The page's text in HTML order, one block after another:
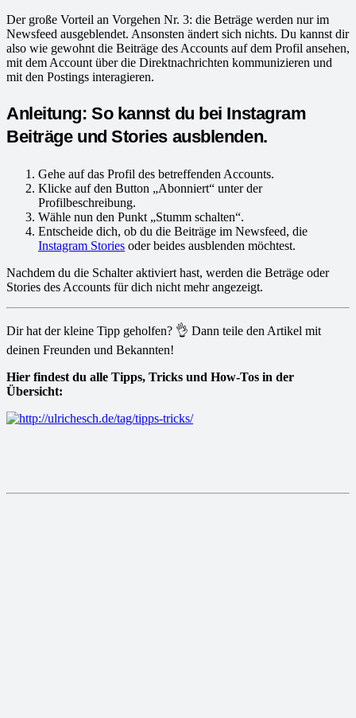
Der große Vorteil an Vorgehen Nr. 3: die Beträge werden nur im
Newsfeed ausgeblendet. Ansonsten ändert sich nichts. Du kannst dir
also wie gewohnt die Beiträge des Accounts auf dem Profil ansehen,
mit dem Account über die Direktnachrichten kommunizieren und
mit den Postings interagieren.
Anleitung: So kannst du bei Instagram
Beiträge und Stories ausblenden.
Gehe auf das Profil des betreffenden Accounts.
Klicke auf den Button „Abonniert“ unter der
Profilbeschreibung.
Wähle nun den Punkt „Stumm schalten“.
Entscheide dich, ob du die Beiträge im Newsfeed, die
Instagram Stories oder beides ausblenden möchtest.
Nachdem du die Schalter aktiviert hast, werden die Beträge oder
Stories des Accounts für dich nicht mehr angezeigt.
Dir hat der kleine Tipp geholfen? 👌 Dann teile den Artikel mit
deinen Freunden und Bekannten!
Hier findest du alle Tipps, Tricks und How-Tos in der
Übersicht: